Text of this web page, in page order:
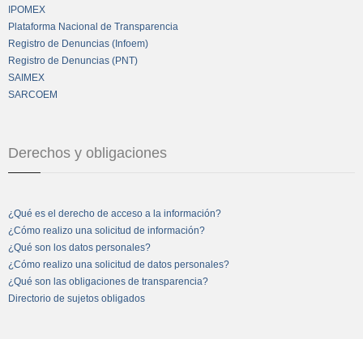
IPOMEX
Plataforma Nacional de Transparencia
Registro de Denuncias (Infoem)
Registro de Denuncias (PNT)
SAIMEX
SARCOEM
Derechos y obligaciones
¿Qué es el derecho de acceso a la información?
¿Cómo realizo una solicitud de información?
¿Qué son los datos personales?
¿Cómo realizo una solicitud de datos personales?
¿Qué son las obligaciones de transparencia?
Directorio de sujetos obligados